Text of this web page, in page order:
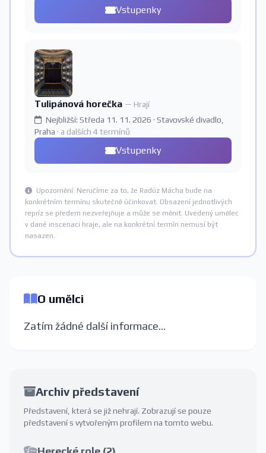
Vstupenky
Tulipánová horečka — Hrají
Nejbližší: Středa 11. 11. 2026 · Stavovské divadlo,
Praha · a dalších 4 termínů
Vstupenky
Upozornění: Neručíme za to, že Radúz Mácha bude na
konkrétním termínu skutečně účinkovat. Obsazení jednotlivých
repríz se předem nezveřejňuje a může se měnit. Uvedený umělec
v dané inscenaci hraje, ale na konkrétní termín nemusí být
nasazen.
O umělci
Zatím žádné další informace...
Archiv představení
Představení, která se již nehrají. Zobrazují se pouze
představení s vytvořeným profilem na tomto webu.